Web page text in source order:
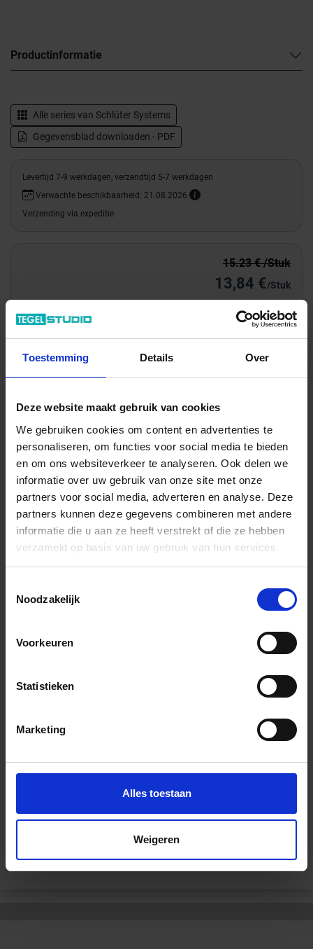
Toestemming Details Over
Deze website maakt gebruik van cookies
We gebruiken cookies om content en advertenties te
personaliseren, om functies voor social media te bieden
en om ons websiteverkeer te analyseren. Ook delen we
informatie over uw gebruik van onze site met onze
partners voor social media, adverteren en analyse. Deze
partners kunnen deze gegevens combineren met andere
informatie die u aan ze heeft verstrekt of die ze hebben
verzameld op basis van uw gebruik van hun services.
Noodzakelijk
Voorkeuren
Statistieken
Marketing
Alles toestaan
Weigeren
Productinformatie
Alle series van Schlüter Systems
Gegevensblad downloaden - PDF
Levertijd 7-9 werkdagen, verzendtijd 5-7 werkdagen
Verwachte beschikbaarheid: 21.08.2026
Verzending via expeditie
15.23 € /Stuk
13,84 €/Stuk
13,84 €
Onze verkoopspecialisten staan graag voor je klaar: